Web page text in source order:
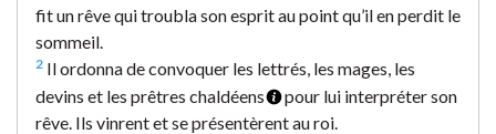
fit un rêve qui troubla son esprit au point qu’il en perdit le
sommeil.
2 Il ordonna de convoquer les lettrés, les mages, les
devins et les prêtres chaldéens
pour lui interpréter son
rêve. Ils vinrent et se présentèrent au roi.